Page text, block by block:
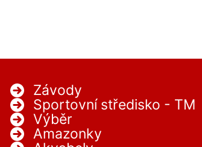
Závody
Sportovní středisko - TM
Výběr
Amazonky